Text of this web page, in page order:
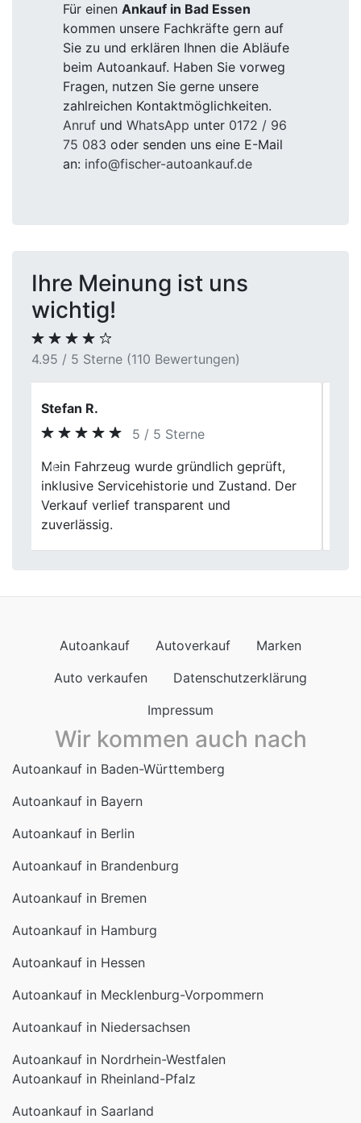
Für einen Ankauf in Bad Essen
kommen unsere Fachkräfte gern auf
Sie zu und erklären Ihnen die Abläufe
beim Autoankauf. Haben Sie vorweg
Fragen, nutzen Sie gerne unsere
zahlreichen Kontaktmöglichkeiten.
Anruf und WhatsApp unter 0172 / 96
75 083 oder senden uns eine E-Mail
an: info@fischer-autoankauf.de
Ihre Meinung ist uns
wichtig!
4.95 / 5 Sterne (110 Bewertungen)
Nadine K.
5 / 5 Sterne
Mein Auto hatte schon einige Kilometer
runter. Trotzdem wurde es fair
eingeschätzt und nicht schlechtgeredet.
Der Verkauf lief ruhig und professionell.
Previous
Autoankauf Autoverkauf
Marken
Auto verkaufen
Datenschutzerklärung
Impressum
Wir kommen auch nach
Autoankauf in Baden-Württemberg
Autoankauf in Bayern
Autoankauf in Berlin
Autoankauf in Brandenburg
Autoankauf in Bremen
Autoankauf in Hamburg
Autoankauf in Hessen
Autoankauf in Mecklenburg-Vorpommern
Autoankauf in Niedersachsen
Autoankauf in Nordrhein-Westfalen
Autoankauf in Rheinland-Pfalz
Autoankauf in Saarland